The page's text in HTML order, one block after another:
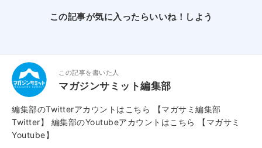
この記事が気に入ったらいいね！しよう
この記事を書いた人
マガジンサミット編集部
編集部のTwitterアカウントはこちら
【マガサミ編集部
Twitter】
編集部のYoutubeアカウントはこちら
【マガサミ
Youtube】